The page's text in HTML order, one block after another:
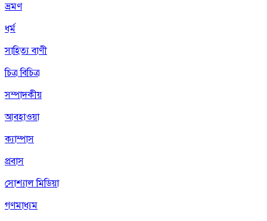
ভ্রমণ
ধর্ম
সাহিত্য বাণী
চিত্র বিচিত্র
সম্পাদকীয়
আবহাওয়া
ক্যাম্পাস
প্রবাস
সোশ্যাল মিডিয়া
গণমাধ্যম